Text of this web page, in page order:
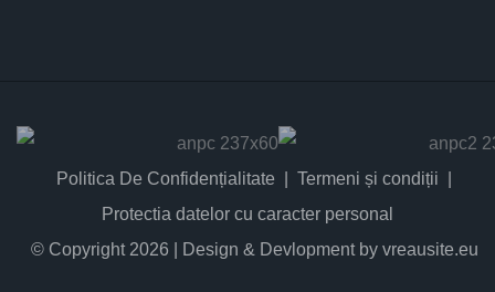
Politica De Confidențialitate
Termeni și condiții
Protectia datelor cu caracter personal
© Copyright 2026 | Design & Devlopment by vreausite.eu